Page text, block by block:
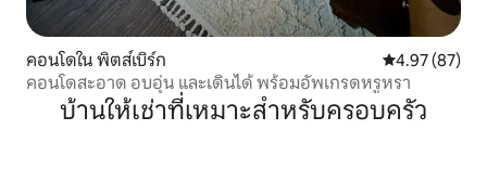
คอนโดใน พิตส์เบิร์ก คะแนนเฉลี่ย
4.97 (87)
คอนโดสะอาด อบอุ่น และเดินได้ พร้อมอัพเกรดหรูหรา
บ้านให้เช่าที่เหมาะสำหรับครอบครัว